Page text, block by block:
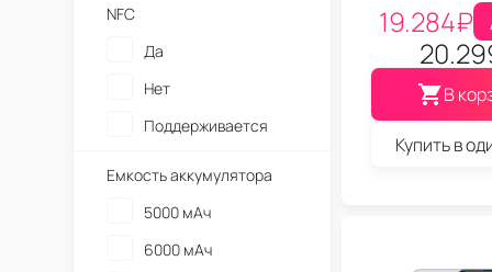
19.284₽
В
Купить в
NFC
Да
Нет
Поддерживается
Емкость аккумулятора
5000 мАч
6000 мАч